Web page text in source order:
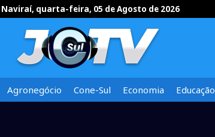
Naviraí, quarta-feira, 05 de Agosto de 2026
Agronegócio Cone-Sul Economia Educação